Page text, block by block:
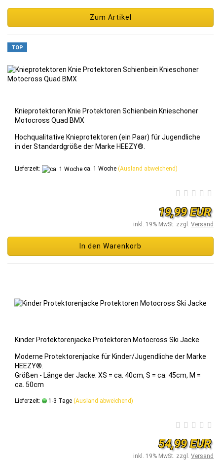
Zum Artikel
TOP
Knie­pro­tek­to­ren Knie Pro­tek­to­ren Schien­bein Knie­scho­ner
Mo­to­cross Quad BMX
Hoch­qua­li­ta­ti­ve Knie­pro­tek­to­ren (ein Paar) für Ju­gend­li­che
in der Stan­dard­grö­ße der Marke HEEZY®.
Lieferzeit: ca. 1 Woche (Ausland abweichend)
19,99 EUR
inkl. 19% MwSt. zzgl. Versand
In den Warenkorb
Kin­der Pro­tek­to­ren­ja­cke Pro­tek­to­ren Mo­to­cross Ski Jacke
Mo­der­ne Pro­tek­to­ren­ja­cke für Kin­der/Ju­gend­li­che der Marke
HEEZY®.
Grö­ßen - Länge der Jacke: XS = ca. 40cm, S = ca. 45cm, M =
ca. 50cm
Lieferzeit: 1-3 Tage (Ausland abweichend)
54,99 EUR
inkl. 19% MwSt. zzgl. Versand